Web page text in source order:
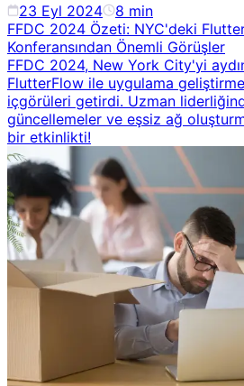
23 Eyl 2024 8 min
FFDC 2024 Özeti: NYC'deki
Konferansından Önemli Görüşler
FFDC 2024, New York City'yi
FlutterFlow ile uygulama
içgörüleri getirdi. Uzman
güncellemeler ve eşsiz ağ
bir etkinlikti!